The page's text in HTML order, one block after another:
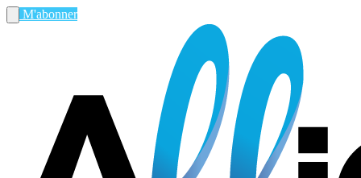
M'abonner